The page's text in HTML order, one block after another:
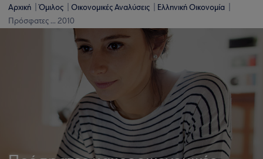
Αρχική Όμιλος Οικονομικές Αναλύσεις
Ελληνική Οικονομία
Πρόσφατες ... 2010